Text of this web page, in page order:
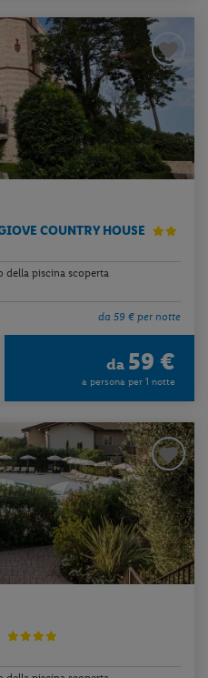
COUNTRY HOUSE
della piscina scoperta
da 59 € per notte
da 59 €
a persona per 1 notte